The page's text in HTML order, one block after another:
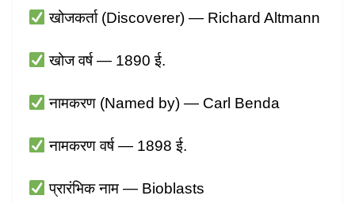
खोजकर्ता (Discoverer) — Richard Altmann
खोज वर्ष — 1890 ई.
नामकरण (Named by) — Carl Benda
नामकरण वर्ष — 1898 ई.
प्रारंभिक नाम — Bioblasts